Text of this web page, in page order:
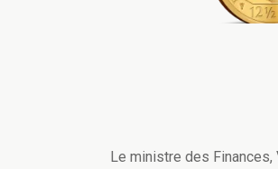
Le ministre des Finances,